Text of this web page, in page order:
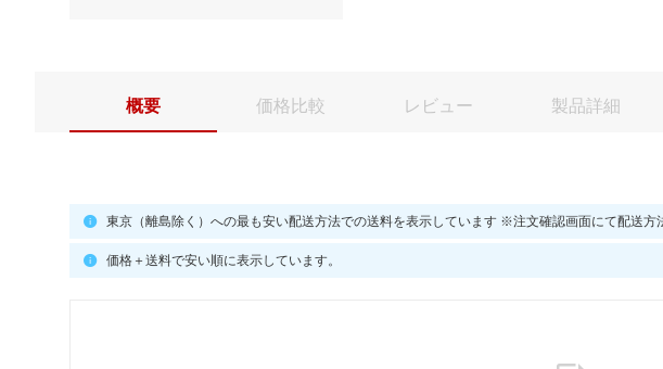
概要 価格比較 レビュー 製品詳細
東京（離島除く）への最も安い配送方法での送料を表示しています ※注文確認画面にて配送方
価格＋送料で安い順に表示しています。